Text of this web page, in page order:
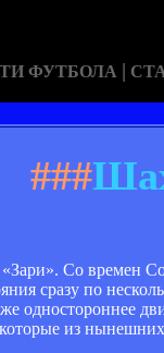
ФУТБОЛА |
###
Со времен
сразу по
одностороннее
из